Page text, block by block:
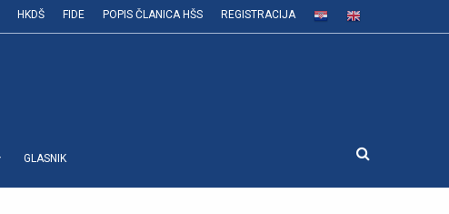
HKDŠ FIDE POPIS ČLANICA HŠS REGISTRACIJA
GLASNIK